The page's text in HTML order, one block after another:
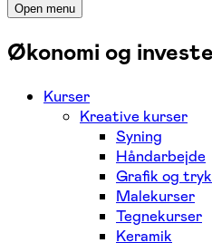
Open menu
Økonomi og
Kurser
Kreative kurser
Syning
Håndarbejde
Grafik og
Malekurser
Tegnekurser
Keramik